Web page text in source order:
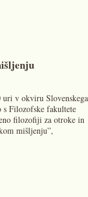
uri v okviru Slovenskega
s Filozofske fakultete
filozofiji za otroke in
mišljenju”,